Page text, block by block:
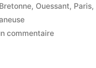
bras »
, Ouessant, Paris,
commentairesur